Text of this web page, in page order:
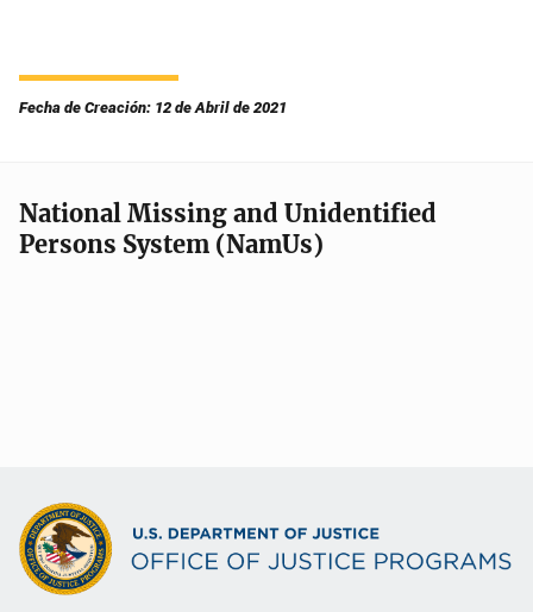
Fecha de Creación: 12 de Abril de 2021
National Missing and Unidentified
Persons System (NamUs)